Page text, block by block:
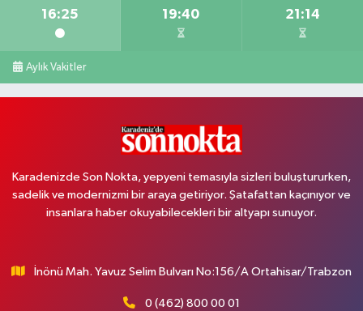
16:25 19:40 21:14
Aylık Vakitler
Karadenizde Son Nokta, yepyeni temasıyla sizleri buluştururken,
sadelik ve modernizmi bir araya getiriyor. Şatafattan kaçınıyor ve
insanlara haber okuyabilecekleri bir altyapı sunuyor.
İnönü Mah. Yavuz Selim Bulvarı No:156/A Ortahisar/Trabzon
0 (462) 800 00 01